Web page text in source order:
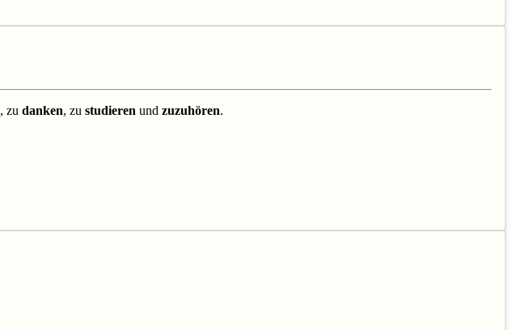
, zu danken, zu studieren und zuzuhören.